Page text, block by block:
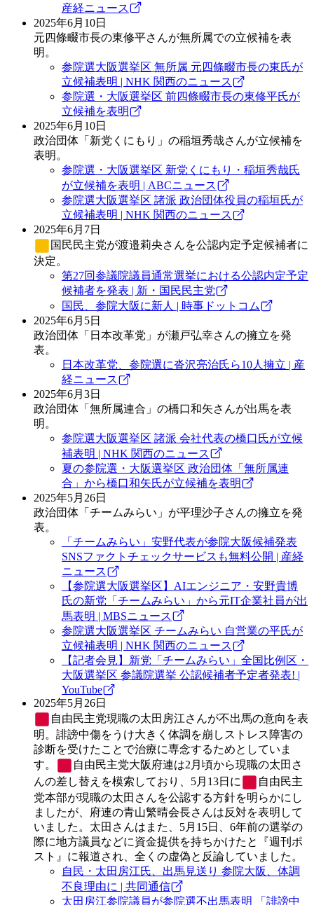
産経ニュース
2025年6月10日
元四條畷市長の東修平さんが無所属での立候補を表
明。
参院選大阪選挙区 無所属 元四條畷市長の東氏が
立候補表明 | NHK 関西のニュース
参院選・大阪選挙区 前四條畷市長の東修平氏が
立候補を表明
2025年6月10日
政治団体「新党くにもり」の稲垣秀哉さんが立候補を
表明。
参院選・大阪選挙区 新党くにもり・稲垣秀哉氏
が立候補を表明 | ABCニュース
参院選大阪選挙区 諸派 政治団体役員の稲垣氏が
立候補表明 | NHK 関西のニュース
2025年6月7日
国民民主党が渡邉莉央さんを公認内定予定候補者に
決定。
第27回参議院議員通常選挙における公認内定予定
候補者を発表 | 新・国民民主党
国民、参院大阪に新人 | 時事ドットコム
2025年6月5日
政治団体「日本改革党」が瀬戸弘幸さんの擁立を発
表。
日本改革党、参院選に沓沢亮治氏ら10人擁立 | 産
経ニュース
2025年6月3日
政治団体「無所属連合」の橋口和矢さんが出馬を表
明。
参院選大阪選挙区 諸派 会社代表の橋口氏が立候
補表明 | NHK 関西のニュース
夏の参院選・大阪選挙区 政治団体「無所属連
合」から橋口和矢氏が立候補を表明
2025年5月26日
政治団体「チームみらい」が平理沙子さんの擁立を発
表。
「チームみらい」安野代表が参院大阪候補発表
SNSファクトチェックサービスも無料公開 | 産経
ニュース
【参院選大阪選挙区】AIエンジニア・安野貴博
氏の新党「チームみらい」から元IT企業社員が出
馬表明 | MBSニュース
参院選大阪選挙区 チームみらい 自営業の平氏が
立候補表明 | NHK 関西のニュース
【記者会見】新党「チームみらい」全国比例区・
大阪選挙区 参議院選挙 公認候補者予定者発表! |
YouTube
2025年5月26日
自由民主党現職の太田房江さんが不出馬の意向を表
明。誹謗中傷をうけ大きく体調を崩しストレス障害の
診断を受けたことで治療に専念するためとしていま
す。
自由民主党大阪府連は2月頃から現職の太田さ
んの差し替えを模索しており、5月13日に
自由民主
党本部が現職の太田さんを公認する方針を明らかにし
ましたが、府連の青山繁晴会長さんは反対を表明して
いました。太田さんはまた、5月15日、6年前の選挙の
際に地方議員などに資金提供を持ちかけたと『週刊ポ
スト』に報道され、全くの虚偽と反論していました。
自民・太田房江氏、出馬見送り 参院大阪、体調
不良理由に | 共同通信
太田房江参院議員が参院選不出馬表明 「誹謗中